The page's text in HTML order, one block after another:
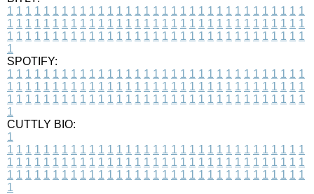
1 1 1 1 1 1 1 1 1 1 1 1 1 1 1 1 1 1 1 1 1 1 1 1 1 1 1 1 1 1 1 1 1
1 1 1 1 1 1 1 1 1 1 1 1 1 1 1 1 1 1 1 1 1 1 1 1 1 1 1 1 1 1 1 1 1
1 1 1 1 1 1 1 1 1 1 1 1 1 1 1 1 1 1 1 1 1 1 1 1 1 1 1 1 1 1 1 1 1
1
SPOTIFY:
1 1 1 1 1 1 1 1 1 1 1 1 1 1 1 1 1 1 1 1 1 1 1 1 1 1 1 1 1 1 1 1 1
1 1 1 1 1 1 1 1 1 1 1 1 1 1 1 1 1 1 1 1 1 1 1 1 1 1 1 1 1 1 1 1 1
1 1 1 1 1 1 1 1 1 1 1 1 1 1 1 1 1 1 1 1 1 1 1 1 1 1 1 1 1 1 1 1 1
1
CUTTLY BIO:
1
1 1 1 1 1 1 1 1 1 1 1 1 1 1 1 1 1 1 1 1 1 1 1 1 1 1 1 1 1 1 1 1 1
1 1 1 1 1 1 1 1 1 1 1 1 1 1 1 1 1 1 1 1 1 1 1 1 1 1 1 1 1 1 1 1 1
1 1 1 1 1 1 1 1 1 1 1 1 1 1 1 1 1 1 1 1 1 1 1 1 1 1 1 1 1 1 1 1 1
1